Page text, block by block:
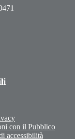
con il Pubblico
accessibilità